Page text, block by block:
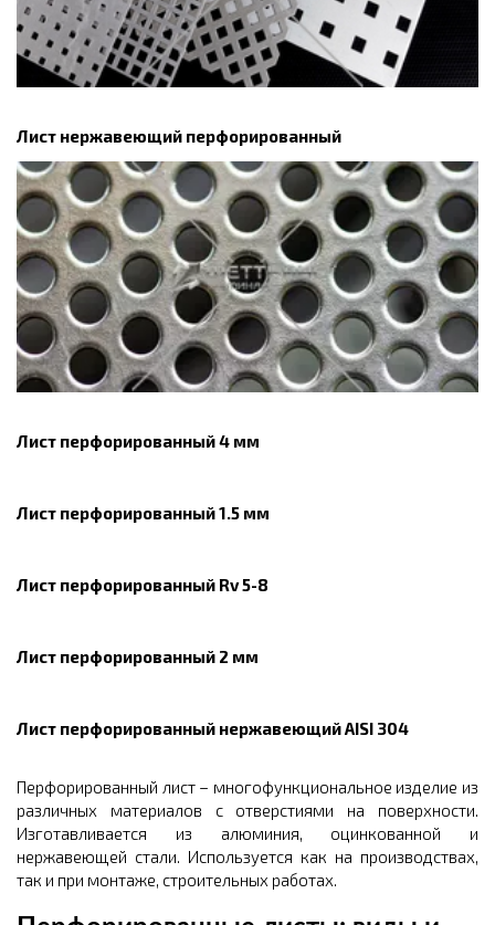
Лист нержавеющий перфорированный
Лист перфорированный 4 мм
Лист перфорированный 1.5 мм
Лист перфорированный Rv 5-8
Лист перфорированный 2 мм
Лист перфорированный нержавеющий AISI 304
Перфорированный лист – многофункциональное изделие из
различных материалов с отверстиями на поверхности.
Изготавливается из алюминия, оцинкованной и
нержавеющей стали. Используется как на производствах,
так и при монтаже, строительных работах.